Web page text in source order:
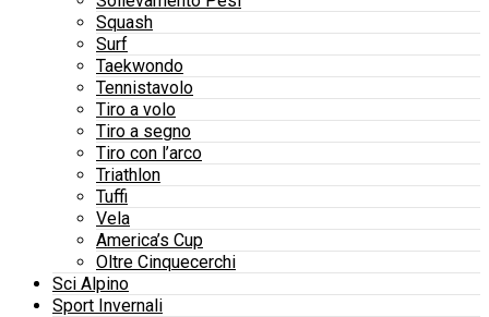
Squash
Surf
Taekwondo
Tennistavolo
Tiro a volo
Tiro a segno
Tiro con l’arco
Triathlon
Tuffi
Vela
America’s Cup
Oltre Cinquecerchi
Sci Alpino
Sport Invernali